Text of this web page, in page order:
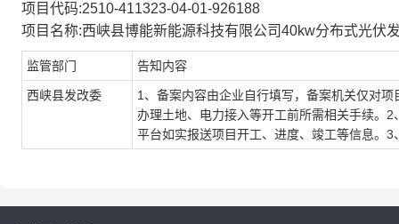
项目代码:2510-411323-04-01-926188
项目名称:西峡县博能新能源科技有限公司40kw分布式光伏
监管部门 告知内容
西峡县发改委
1、备案内容由企业自行填写，备案机关仅对
办理土地、电力接入等开工前所需相关手续。
平台如实报送项目开工、进度、竣工等信息。3